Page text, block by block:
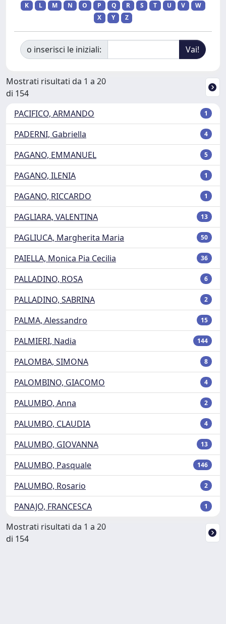
K
L M N O P Q R S T U V
W
X
Y Z
o inserisci le iniziali:
Mostrati risultati da 1 a 20
di 154
PACIFICO, ARMANDO
1
PADERNI, Gabriella 4
PAGANO, EMMANUEL 5
PAGANO, ILENIA 1
PAGANO, RICCARDO 1
PAGLIARA, VALENTINA 13
PAGLIUCA, Margherita Maria 50
PAIELLA, Monica Pia Cecilia 36
PALLADINO, ROSA 6
PALLADINO, SABRINA 2
PALMA, Alessandro 15
PALMIERI, Nadia 144
PALOMBA, SIMONA 8
PALOMBINO, GIACOMO 4
PALUMBO, Anna 2
PALUMBO, CLAUDIA 4
PALUMBO, GIOVANNA 13
PALUMBO, Pasquale 146
PALUMBO, Rosario 2
PANAJO, FRANCESCA 1
Mostrati risultati da 1 a 20
di 154